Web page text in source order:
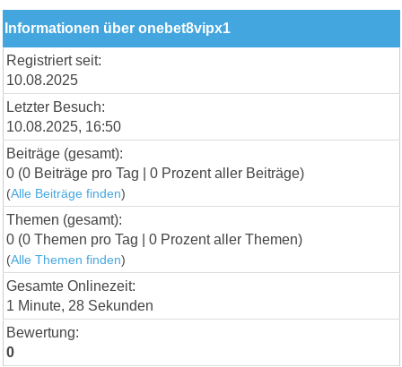
Informationen über onebet8vipx1
Registriert seit:
10.08.2025
Letzter Besuch:
10.08.2025, 16:50
Beiträge (gesamt):
0 (0 Beiträge pro Tag | 0 Prozent aller Beiträge)
(Alle Beiträge finden)
Themen (gesamt):
0 (0 Themen pro Tag | 0 Prozent aller Themen)
(Alle Themen finden)
Gesamte Onlinezeit:
1 Minute, 28 Sekunden
Bewertung:
0